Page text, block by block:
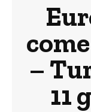
–
11